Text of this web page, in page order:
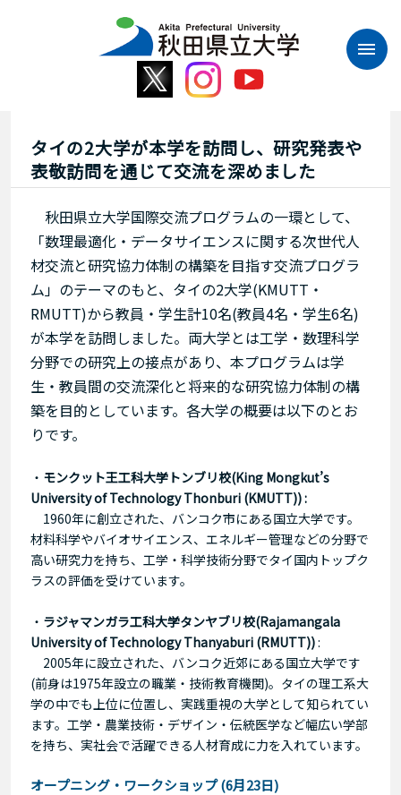
タイの2大学が本学を訪問し、研究発表や
表敬訪問を通じて交流を深めました
秋田県立大学国際交流プログラムの一環として、
「数理最適化・データサイエンスに関する次世代人
材交流と研究協力体制の構築を目指す交流プログラ
ム」のテーマのもと、タイの2大学(KMUTT・
RMUTT)から教員・学生計10名(教員4名・学生6名)
が本学を訪問しました。両大学とは工学・数理科学
分野での研究上の接点があり、本プログラムは学
生・教員間の交流深化と将来的な研究協力体制の構
築を目的としています。各大学の概要は以下のとお
りです。
・ モンクット王工科大学トンブリ校(King Mongkut’s
University of Technology Thonburi (KMUTT)) :
1960年に創立された、バンコク市にある国立大学です。
材料科学やバイオサイエンス、エネルギー管理などの分野で
高い研究力を持ち、工学・科学技術分野でタイ国内トップク
ラスの評価を受けています。
・ ラジャマンガラ工科大学タンヤブリ校(Rajamangala
University of Technology Thanyaburi (RMUTT)):
2005年に設立された、バンコク近郊にある国立大学です
(前身は1975年設立の職業・技術教育機関)。タイの理工系大
学の中でも上位に位置し、実践重視の大学として知られてい
ます。工学・農業技術・デザイン・伝統医学など幅広い学部
を持ち、実社会で活躍できる人材育成に力を入れています。
オープニング・ワークショップ (6月23日)